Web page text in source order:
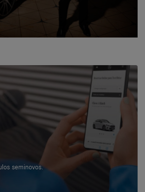
seminovos.